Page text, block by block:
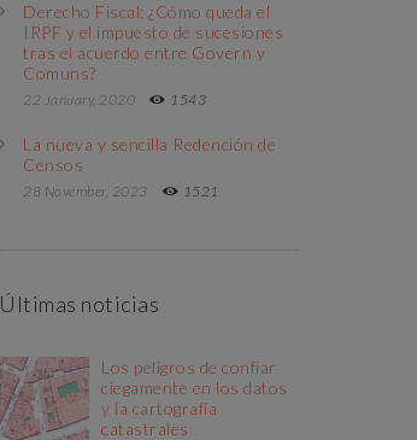
Derecho Fiscal: ¿Cómo queda el
IRPF y el impuesto de sucesiones
tras el acuerdo entre Govern y
Comuns?
22 January, 2020 1543
La nueva y sencilla Redención de
Censos
28 November, 2023 1521
Últimas noticias
Los peligros de confiar
ciegamente en los datos
y la cartografía
catastrales